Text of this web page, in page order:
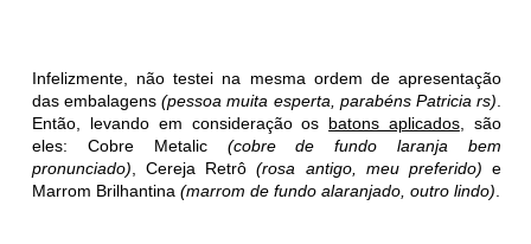
Infelizmente, não testei na mesma ordem de apresentação
das embalagens(pessoa muita esperta, parabéns Patricia rs)
Então, levando em consideração os batons aplicados, são
eles: Cobre Metalic (cobre de fundo laranja bem
pronunciado) , Cereja Retrô(rosa antigo, meu preferido) e
Marrom Brilhantina(marrom de fundo alaranjado, outro lindo)